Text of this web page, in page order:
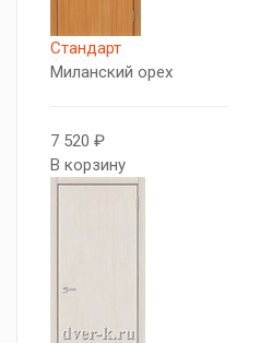
Стандарт
Миланский орех
7 520 ₽
В корзину